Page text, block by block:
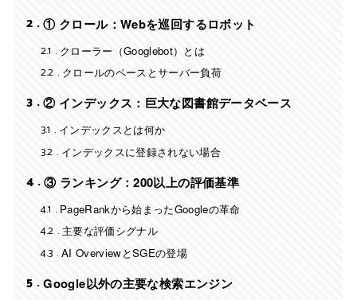
2
① クロール：Webを巡回するロボット
2.1
クローラー（Googlebot）とは
2.2 クロールのペースとサーバー負荷
3
② インデックス：巨大な図書館データベース
3.1
インデックスとは何か
3.2 インデックスに登録されない場合
4
③ ランキング：200以上の評価基準
4.1
PageRankから始まったGoogleの革命
4.2 主要な評価シグナル
4.3 AI OverviewとSGEの登場
5
Google以外の主要な検索エンジン